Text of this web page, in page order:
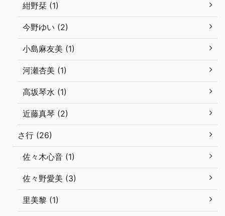
紺野栞 (1)
今野ゆい (2)
小島麻友美 (1)
河瀬杏美 (1)
高坂琴水 (1)
近藤真琴 (2)
さ行 (26)
佐々木心音 (1)
佐々野愛美 (3)
里美黎 (1)